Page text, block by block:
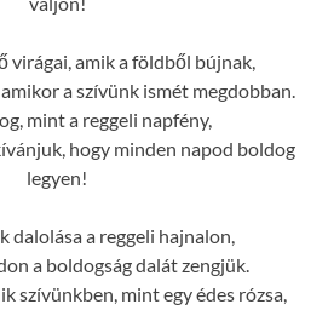
virágai, amik a földből bújnak,
amikor a szívünk ismét megdobban.
mint a reggeli napfény,
hogy minden napod boldog
legyen!
dalolása a reggeli hajnalon,
a boldogság dalát zengjük.
szívünkben, mint egy édes rózsa,